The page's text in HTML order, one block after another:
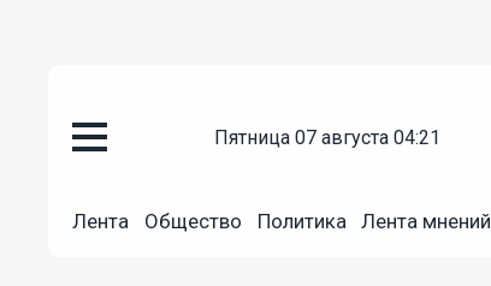
пятница 07 августа 04:21
Лента Общество Политика Лента мнений
Только в одном районе